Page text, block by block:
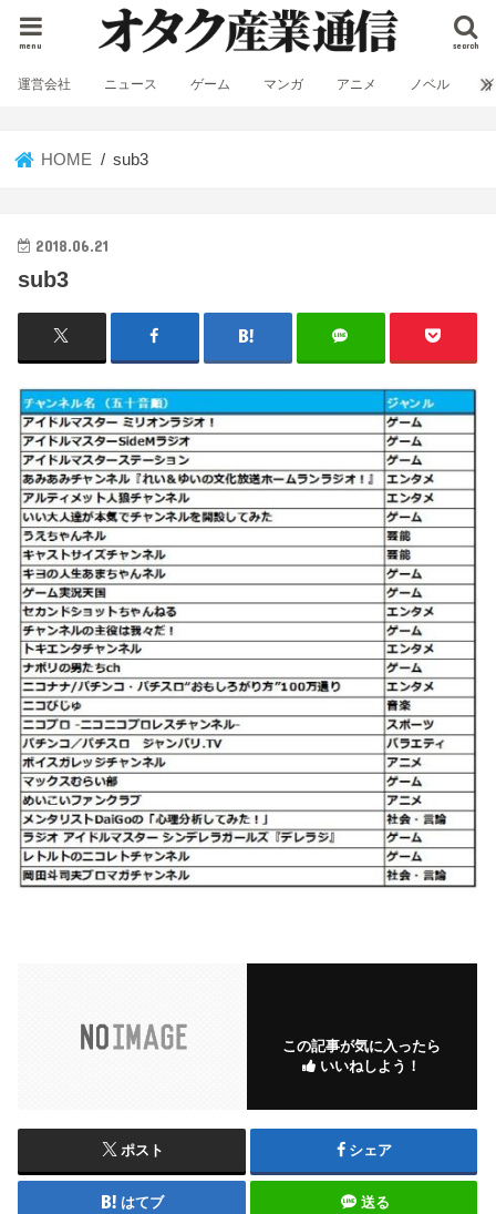
search
menu
運営会社 ニュース ゲーム マンガ アニメ ノベル
HOME sub3
2018.06.21
sub3
この記事が気に入ったら
いいねしよう！
ポスト シェア
はてブ 送る